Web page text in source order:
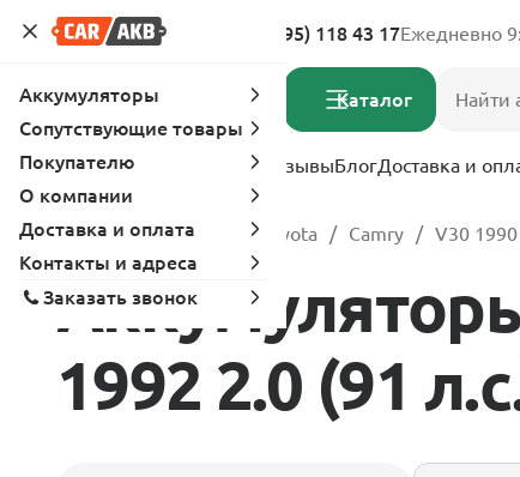
Адреса магазинов 8 (495) 118 43 17Ежедневно
Каталог
Услуги Вопрос-ответ ОтзывыБлогДоставка и
Главная Каталог Toyota Camry V30
1992 2.0 (91
Аккумуляторы
Сопутствующие товары
Покупателю
О компании
Доставка и оплата
Контакты и адреса
Заказать звонок